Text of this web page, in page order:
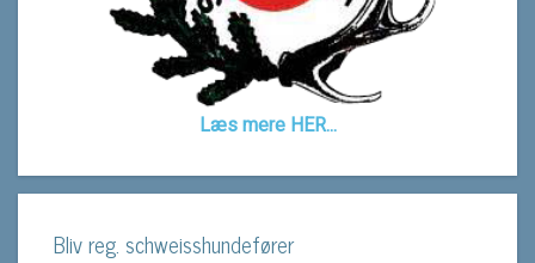
Læs mere HER...
Bliv reg. schweisshundefører